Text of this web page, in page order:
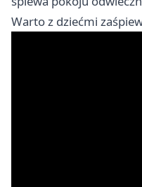
Warto z dziećmi